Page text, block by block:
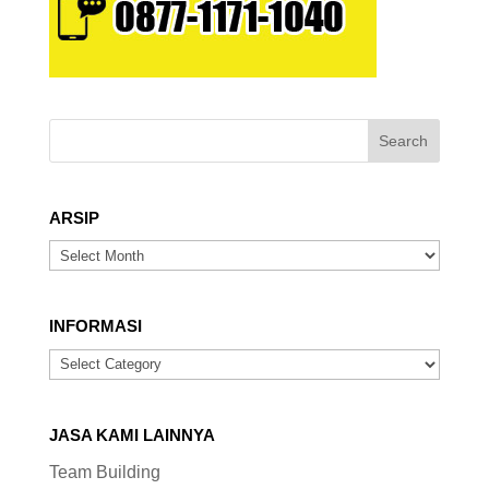
ARSIP
ARSIP
INFORMASI
INFORMASI
JASA KAMI LAINNYA
Team Building